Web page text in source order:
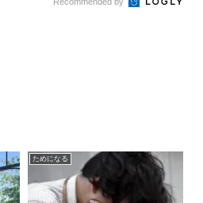
ためになる